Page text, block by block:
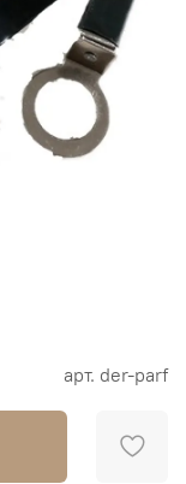
арт. der-parf